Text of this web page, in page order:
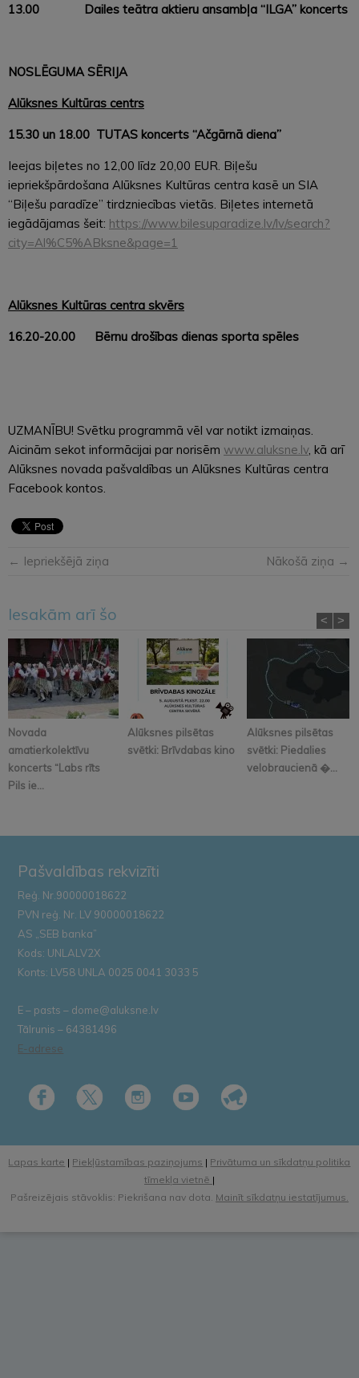
13.00 Dailes teātra aktieru ansambļa “ILGA” koncerts
NOSLĒGUMA SĒRIJA
Alūksnes Kultūras centrs
15.30 un 18.00 TUTAS koncerts “Ačgārnā diena”
Ieejas biļetes no 12,00 līdz 20,00 EUR. Biļešu
iepriekšpārdošana Alūksnes Kultūras centra kasē un SIA
“Biļešu paradīze” tirdzniecības vietās. Biļetes internetā
iegādājamas šeit: https://www.bilesuparadize.lv/lv/search?
city=Al%C5%ABksne&page=1
Alūksnes Kultūras centra skvērs
16.20-20.00 Bērnu drošības dienas sporta spēles
UZMANĪBU! Svētku programmā vēl var notikt izmaiņas.
Aicinām sekot informācijai par norisēm www.aluksne.lv, kā arī
Alūksnes novada pašvaldības un Alūksnes Kultūras centra
Facebook kontos.
← Iepriekšējā ziņa Nākošā ziņa →
Iesakām arī šo
Novada
amatierkolektīvu
koncerts “Labs rīts
Pils ie...
Alūksnes pilsētas
svētki: Brīvdabas kino
Alūksnes pilsētas
svētki: Piedalies
velobraucienā �...
< >
Pašvaldības rekvizīti
Reģ. Nr.90000018622
PVN reģ. Nr. LV 90000018622
AS „SEB banka”
Kods: UNLALV2X
Konts: LV58 UNLA 0025 0041 3033 5
E – pasts – dome@aluksne.lv
Tālrunis – 64381496
E-adrese
Lapas karte | Piekļūstamības paziņojums | Privātuma un sīkdatņu politika
tīmekļa vietnē |
Pašreizējais stāvoklis: Piekrišana nav dota. Mainīt sīkdatņu iestatījumus.